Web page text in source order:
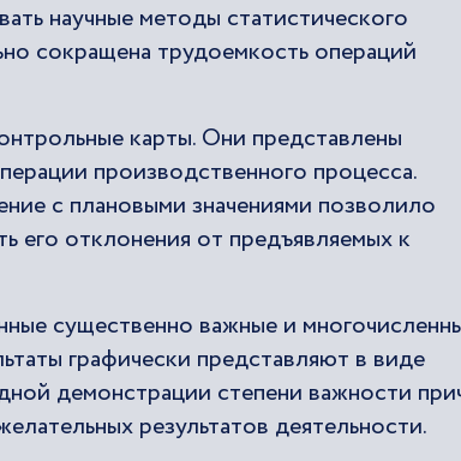
научные методы статистического
сокращена трудоемкость операций
карты. Они представлены
производственного процесса.
с плановыми значениями позволило
его отклонения от предъявляемых к
существенно важные и
графически представляют в виде
демонстрации степени важности
результатов деятельности.